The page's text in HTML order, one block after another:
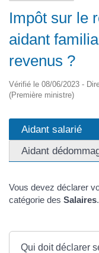
Impôt sur le
aidant
revenus ?
Vérifié le 08/06/2023 -
(Première ministre)
Aidant salarié
Aidant
Vous devez déclarer
catégorie des Salaires.
Qui doit déclarer